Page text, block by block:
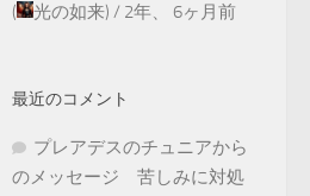
(
光の如来) / 2年、 6ヶ月前
最近のコメント
プレアデスのチュニアから
のメッセージ 苦しみに対処